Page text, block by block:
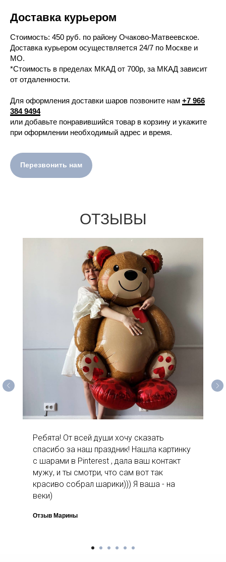
Доставка курьером
Cтоимость: 450 руб. по району Очаково-Матвеевское.
Доставка курьером осуществляется 24/7 по Москве и
МО.
*Стоимость в пределах МКАД от 700р, за МКАД зависит
от отдаленности.
Для оформления доставки шаров позвоните нам +7 966
384 9494
или добавьте понравившийся товар в корзину и укажите
при оформлении необходимый адрес и время.
Перезвонить нам
ОТЗЫВЫ
Ребята! От всей души хочу сказать
спасибо за наш праздник! Нашла картинку
с шарами в Pinterest , дала ваш контакт
мужу, и ты смотри, что сам вот так
красиво собрал шарики))) Я ваша - на
веки)
Отзыв Марины